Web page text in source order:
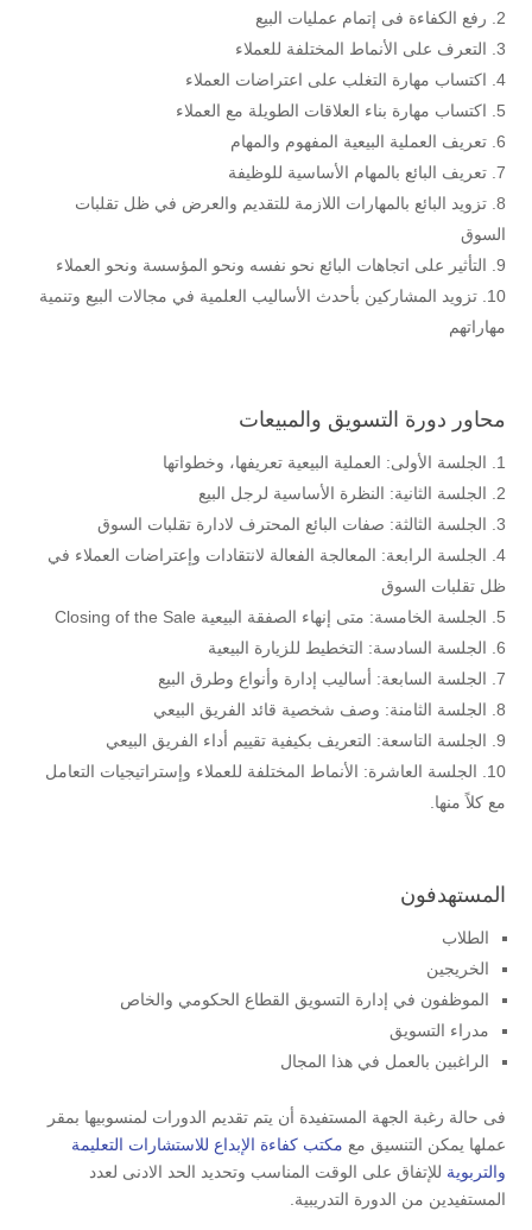
رفع الكفاءة فى إتمام عمليات البيع
التعرف على الأنماط المختلفة للعملاء
اكتساب مهارة التغلب على اعتراضات العملاء
اكتساب مهارة بناء العلاقات الطويلة مع العملاء
تعريف العملية البيعية المفهوم والمهام
تعريف البائع بالمهام الأساسية للوظيفة
تزويد البائع بالمهارات اللازمة للتقديم والعرض في ظل تقلبات
السوق
التأثير على اتجاهات البائع نحو نفسه ونحو المؤسسة ونحو العملاء
تزويد المشاركين بأحدث الأساليب العلمية في مجالات البيع وتنمية
مهاراتهم
محاور دورة التسويق والمبيعات
الجلسة الأولى: العملية البيعية تعريفها، وخطواتها
الجلسة الثانية: النظرة الأساسية لرجل البيع
الجلسة الثالثة: صفات البائع المحترف لادارة تقلبات السوق
الجلسة الرابعة: المعالجة الفعالة لانتقادات وإعتراضات العملاء في
ظل تقلبات السوق
الجلسة الخامسة: متى إنهاء الصفقة البيعية Closing of the Sale
الجلسة السادسة: التخطيط للزيارة البيعية
الجلسة السابعة: أساليب إدارة وأنواع وطرق البيع
الجلسة الثامنة: وصف شخصية قائد الفريق البيعي
الجلسة التاسعة: التعريف بكيفية تقييم أداء الفريق البيعي
الجلسة العاشرة: الأنماط المختلفة للعملاء وإستراتيجيات التعامل
مع كلاً منها.
المستهدفون
الطلاب
الخريجين
الموظفون في إدارة التسويق القطاع الحكومي والخاص
مدراء التسويق
الراغبين بالعمل في هذا المجال
فى حالة رغبة الجهة المستفيدة أن يتم تقديم الدورات لمنسوبيها بمقر
عملها يمكن التنسيق مع مكتب كفاءة الإبداع للاستشارات التعليمة
والتربوية للإتفاق على الوقت المناسب وتحديد الحد الادنى لعدد
المستفيدين من الدورة التدريبية.